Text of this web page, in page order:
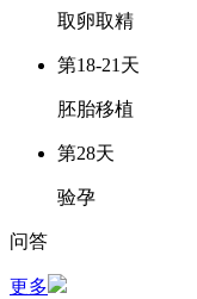
取卵取精
第18-21天
胚胎移植
第28天
验孕
问答
更多